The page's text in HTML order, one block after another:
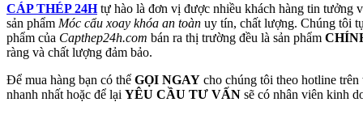
CÁP THÉP 24Htự hào là đơn vị được nhiều khách hàng tin tưởng
sản phẩm Móc cẩu xoay khóa an toàn uy tín, chất lượng. Chúng tôi
phẩm của Capthep24h.com bán ra thị trường đều là sản phẩm
ràng và chất lượng đảm bảo.
Để mua hàng bạn có thể GỌI NGAY cho chúng tôi theo hotline
nhanh nhất hoặc để lại YÊU CẦU TƯ VẤN sẽ có nhân viên kinh